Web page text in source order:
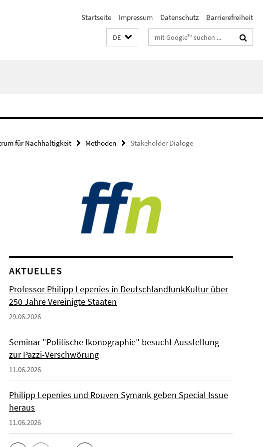
Startseite Impressum Datenschutz Barrierefreiheit
DE Suchbegriffe
für Nachhaltigkeit Methoden
Stakeholder Dialoge
AKTUELLES
Professor Philipp Lepenies in DeutschlandfunkKultur über
250 Jahre Vereinigte Staaten
29.06.2026
Seminar "Politische Ikonographie" besucht Ausstellung
zur Pazzi-Verschwörung
11.06.2026
Philipp Lepenies und Rouven Symank geben Special Issue
heraus
11.06.2026